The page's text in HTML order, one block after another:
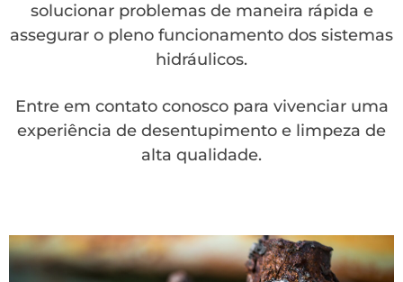
solucionar problemas de maneira rápida e
assegurar o pleno funcionamento dos sistemas
hidráulicos.
Entre em contato conosco para vivenciar uma
experiência de desentupimento e limpeza de
alta qualidade.